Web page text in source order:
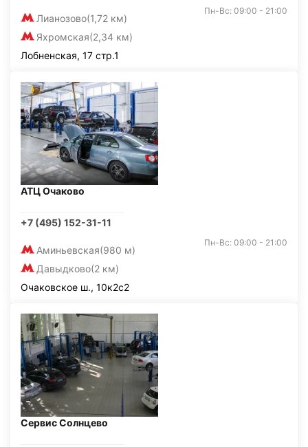
Лианозово(1,72 км)
Яхромская(2,34 км)
Пн-Вс: 09:00 - 21:00
Лобненская, 17 стр.1
АТЦ Очаково
+7 (495) 152-31-11
Аминьевская(980 м)
Давыдково(2 км)
Пн-Вс: 09:00 - 21:00
Очаковское ш., 10к2с2
Сервис Солнцево